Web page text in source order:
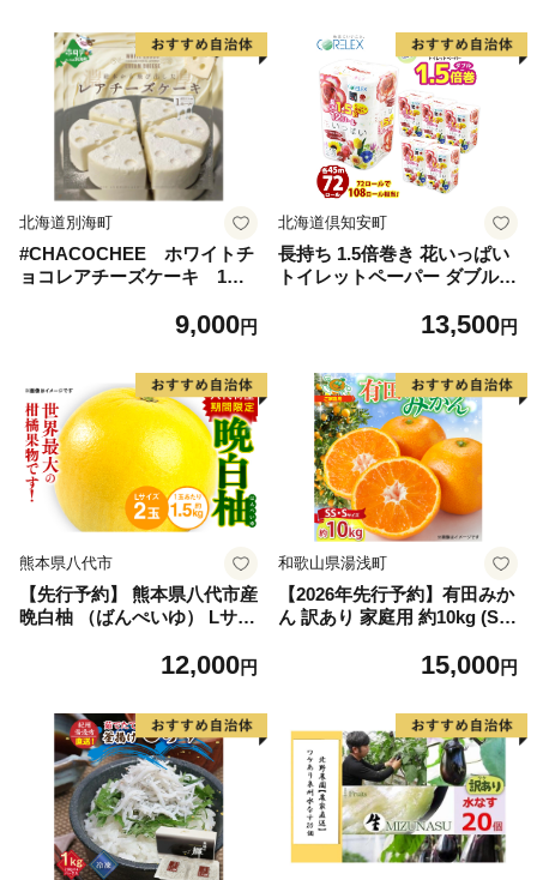
直送 】
北海道別海町
#CHACOCHEE ホワイトチ
ョコレアチーズケーキ 1ホ
海町,チーズ,ちーず,チーズケ
9,000円
北海道倶知安町
長持ち 1.5倍巻き 花いっぱい
トイレットペーパー ダブル 4
プリント ハーブ 香り付き 日
品 備蓄 送料無料 北海道 倶知
安町 日用品
13,500円
熊本県八代市
【先行予約】 熊本県八代市産
晩白柚 （ばんぺいゆ） Lサイ
もの フルーツ おやつ 特産 熊
12,000円
和歌山県湯浅町
【2026年先行予約】有田みか
ん 訳あり 家庭用 約10kg (S
ん フルーツ 柑橘 果物 果実
6098
15,000円